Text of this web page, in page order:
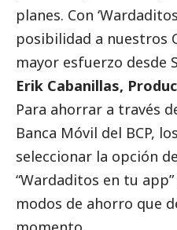
planes. Con
posibilidad a nuestros
mayor esfuerzo desde
Erik Cabanillas,
Para ahorrar a través
Banca Móvil del BCP,
seleccionar la opción
“Wardaditos en tu
modos de ahorro que